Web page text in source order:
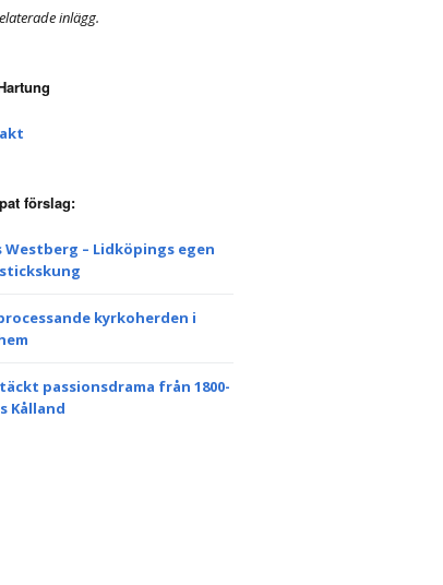
inlägg.
förslag:
Westberg – Lidköpings egen
kyrkoherden i
passionsdrama från 1800-
Kålland